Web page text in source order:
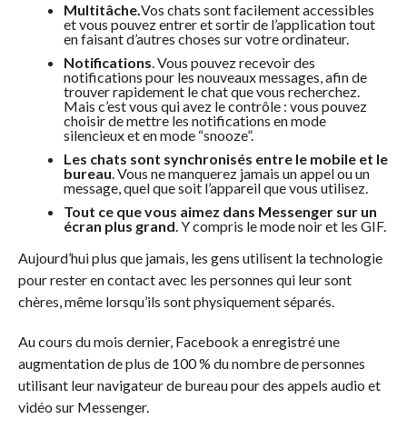
Multitâche.Vos chats sont facilement accessibles
et vous pouvez entrer et sortir de l’application tout
en faisant d’autres choses sur votre ordinateur.
Notifications. Vous pouvez recevoir des
notifications pour les nouveaux messages, afin de
trouver rapidement le chat que vous recherchez.
Mais c’est vous qui avez le contrôle : vous pouvez
choisir de mettre les notifications en mode
silencieux et en mode “snooze”.
Les chats sont synchronisés entre le mobile et le
bureau. Vous ne manquerez jamais un appel ou un
message, quel que soit l’appareil que vous utilisez.
Tout ce que vous aimez dans Messenger sur un
écran plus grand. Y compris le mode noir et les GIF.
Aujourd’hui plus que jamais, les gens utilisent la technologie
pour rester en contact avec les personnes qui leur sont
chères, même lorsqu’ils sont physiquement séparés.
Au cours du mois dernier, Facebook a enregistré une
augmentation de plus de 100 % du nombre de personnes
utilisant leur navigateur de bureau pour des appels audio et
vidéo sur Messenger.